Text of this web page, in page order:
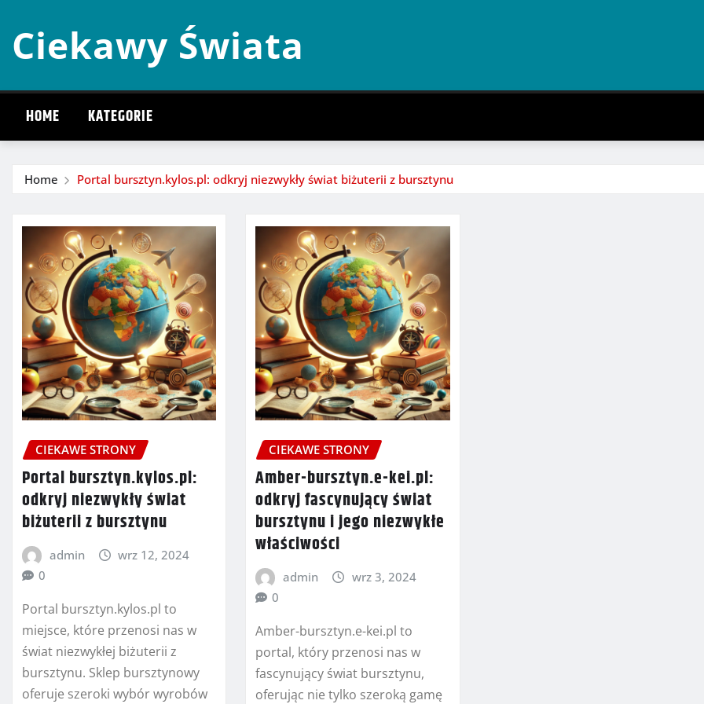
content
Ciekawy Świata
HOME KATEGORIE
Home Portal bursztyn.kylos.pl: odkryj niezwykły świat biżuterii z bursztynu
CIEKAWE STRONY
Portal bursztyn.kylos.pl:
odkryj niezwykły świat
biżuterii z bursztynu
admin
wrz 12, 2024
0
Portal bursztyn.kylos.pl to
miejsce, które przenosi nas w
świat niezwykłej biżuterii z
bursztynu. Sklep bursztynowy
oferuje szeroki wybór wyrobów
CIEKAWE STRONY
Amber-bursztyn.e-kei.pl:
odkryj fascynujący świat
bursztynu i jego niezwykłe
właściwości
admin
wrz 3, 2024
0
Amber-bursztyn.e-kei.pl to
portal, który przenosi nas w
fascynujący świat bursztynu,
oferując nie tylko szeroką gamę